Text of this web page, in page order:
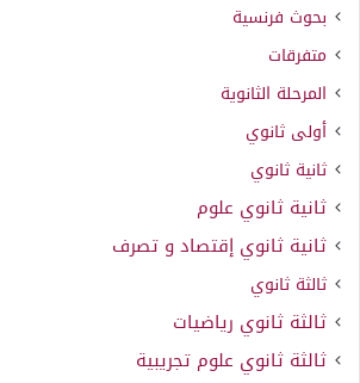
بحوث فرنسية
متفرقات
المرحلة الثانوية
أولى ثانوي
ثانية ثانوي
ثانية ثانوي علوم
ثانية ثانوي إقتصاد و تصرف
ثالثة ثانوي
ثالثة ثانوي رياضيات
ثالثة ثانوي علوم تجريبية